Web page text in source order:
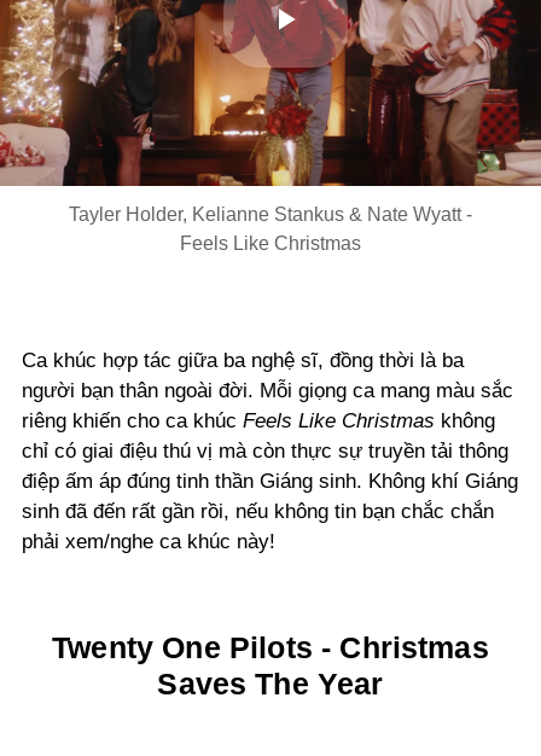
Play
Video
Tayler Holder, Kelianne Stankus & Nate Wyatt -
Feels Like Christmas
Ca khúc hợp tác giữa ba nghệ sĩ, đồng thời là ba
người bạn thân ngoài đời. Mỗi giọng ca mang màu sắc
riêng khiến cho ca khúc Feels Like Christmas không
chỉ có giai điệu thú vị mà còn thực sự truyền tải thông
điệp ấm áp đúng tinh thần Giáng sinh. Không khí Giáng
sinh đã đến rất gần rồi, nếu không tin bạn chắc chắn
phải xem/nghe ca khúc này!
Twenty One Pilots - Christmas
Saves The Year